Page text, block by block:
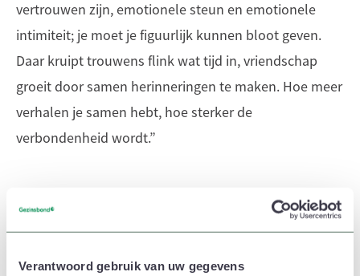
Verantwoord gebruik van uw gegevens
vertrouwen zijn, emotionele steun en emotionele
intimiteit; je moet je figuurlijk kunnen bloot geven.
Daar kruipt trouwens flink wat tijd in, vriendschap
groeit door samen herinneringen te maken. Hoe meer
verhalen je samen hebt, hoe sterker de
verbondenheid wordt.”